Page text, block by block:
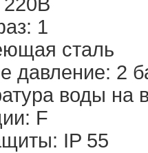
1
сталь
давление: 2
воды на
F
IP 55